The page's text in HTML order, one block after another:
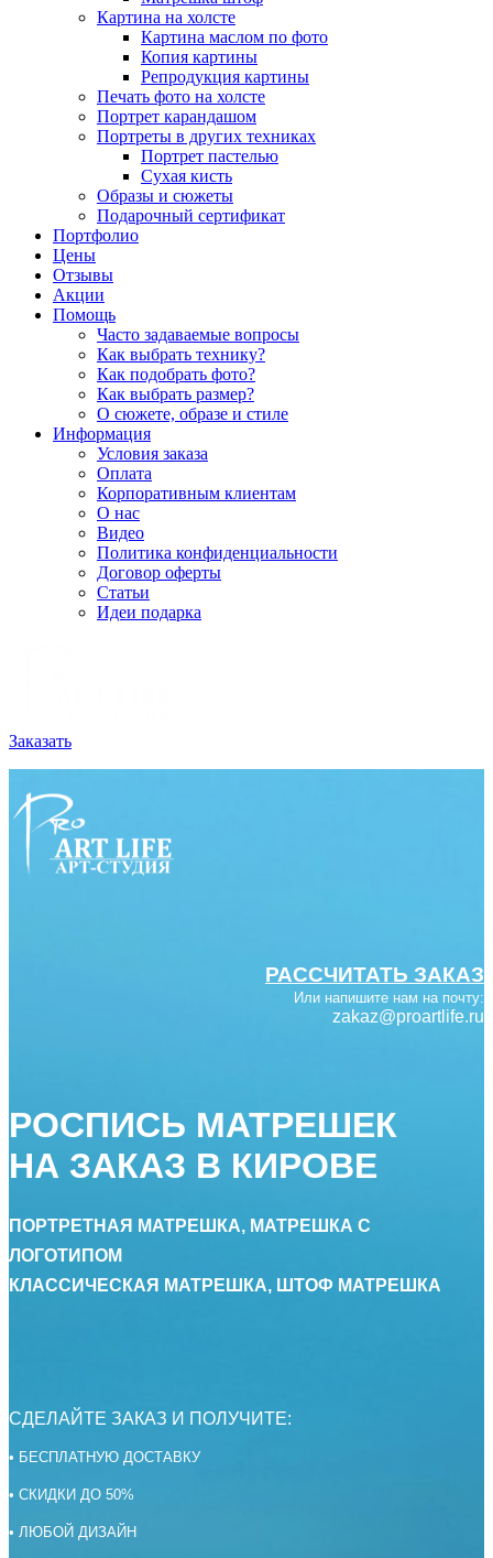
Картина на холсте
Картина маслом по фото
Копия картины
Репродукция картины
Печать фото на холсте
Портрет карандашом
Портреты в других техниках
Портрет пастелью
Сухая кисть
Образы и сюжеты
Подарочный сертификат
Портфолио
Цены
Отзывы
Акции
Помощь
Часто задаваемые вопросы
Как выбрать технику?
Как подобрать фото?
Как выбрать размер?
О сюжете, образе и стиле
Информация
Условия заказа
Оплата
Корпоративным клиентам
О нас
Видео
Политика конфиденциальности
Договор оферты
Статьи
Идеи подарка
Заказать
РАССЧИТАТЬ ЗАКАЗ
Или напишите нам на почту:
zakaz@proartlife.ru
РОСПИСЬ МАТРЕШЕК
НА ЗАКАЗ В КИРОВЕ
ПОРТРЕТНАЯ МАТРЕШКА, МАТРЕШКА С
ЛОГОТИПОМ
КЛАССИЧЕСКАЯ МАТРЕШКА, ШТОФ МАТРЕШКА
СДЕЛАЙТЕ ЗАКАЗ И ПОЛУЧИТЕ:
• БЕСПЛАТНУЮ ДОСТАВКУ
• СКИДКИ ДО 50%
• ЛЮБОЙ ДИЗАЙН